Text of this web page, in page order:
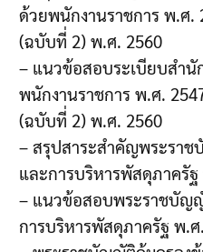
ด้วยพนักงานราชการ พ.ศ.
(ฉบับที่ 2) พ.ศ. 2560
– แนวข้อสอบระเบียบสำนั
พนักงานราชการ พ.ศ.
(ฉบับที่ 2) พ.ศ. 2560
– สรุปสาระสำคัญพระรา
และการบริหารพัสดุภาครั
– แนวข้อสอบพระราชบัญ
การบริหารพัสดุภาครัฐ พ.